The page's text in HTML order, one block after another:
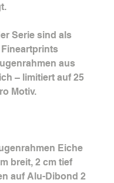
Serie sind als
aus
– limitiert auf 25
Motiv.
Eiche
breit, 2 cm tief
auf Alu-Dibond 2